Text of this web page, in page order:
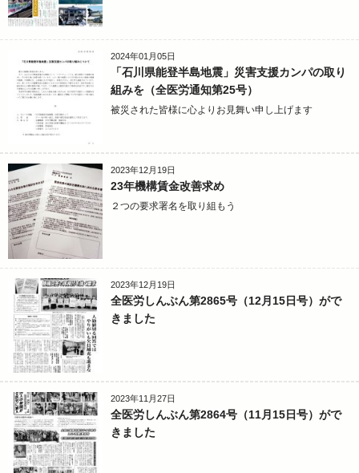
2024年01月05日
「石川県能登半島地震」災害支援カンパの取り
組みを（全医労通知第25号）
被災された皆様に心よりお見舞い申し上げます
2023年12月19日
23年機構賃金改善求め
２つの要求署名を取り組もう
2023年12月19日
全医労しんぶん第2865号（12月15日号）がで
きました
2023年11月27日
全医労しんぶん第2864号（11月15日号）がで
きました